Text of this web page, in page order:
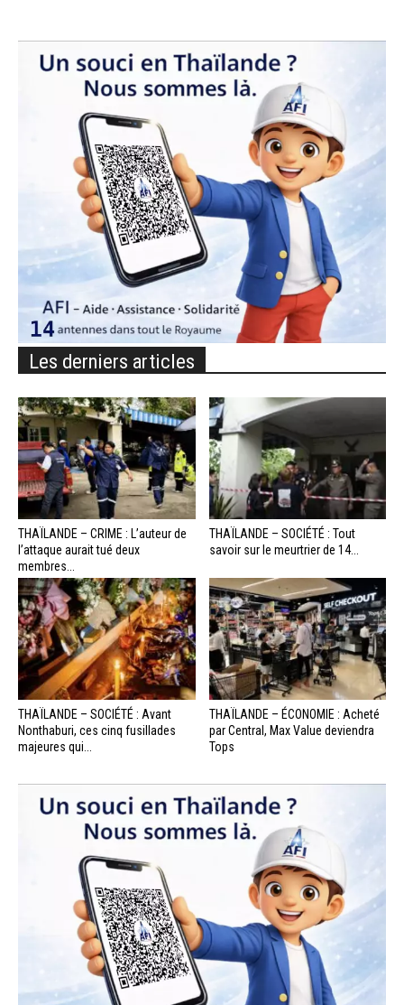
Les derniers articles
THAÏLANDE – CRIME : L’auteur de
l’attaque aurait tué deux
membres...
THAÏLANDE – SOCIÉTÉ : Tout
savoir sur le meurtrier de 14...
THAÏLANDE – SOCIÉTÉ : Avant
Nonthaburi, ces cinq fusillades
majeures qui...
THAÏLANDE – ÉCONOMIE : Acheté
par Central, Max Value deviendra
Tops